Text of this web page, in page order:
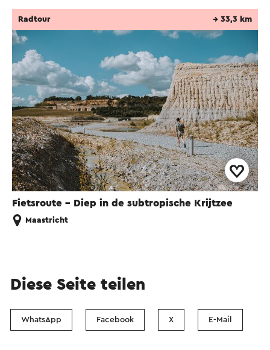
Rückblickend hatten die Kinderzimmerdecken
eine zu große Spannweite und der Fels an dieser
Stelle war zu weich, um einen stabilen Raum zu
bilden.
Überlebende sollen Tage zuvor knisternde
Geräusche gehört haben, weshalb einige den
Steinbruch nicht betraten. 1960 wurde dem
Verstorbenen ein Denkmal errichtet.
Dieser Text wurde mit Hilfe eines Online-
Übersetzungsdienstes automatisch übersetzt.
Fietsroute - Diep in de subtropische Krijtzee
Radtour → 33,3 km
Maastricht
Diese Seite teilen
WhatsApp Facebook X E-Mail